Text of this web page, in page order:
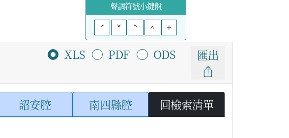
聲調符號小鍵盤
ˊ
ˇ ˋ ^ +
XLS PDF ODS 匯出
詔安腔 南四縣腔 回檢索清單